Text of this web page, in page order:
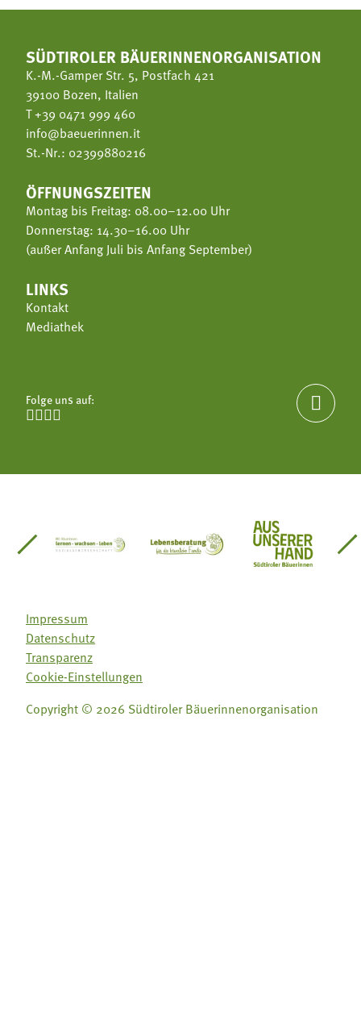
SÜDTIROLER BÄUERINNENORGANISATION
K.-M.-Gamper Str. 5, Postfach 421
39100 Bozen, Italien
T+39 0471 999 460
info@baeuerinnen.it
St.-Nr.: 02399880216
ÖFFNUNGSZEITEN
Montag bis Freitag: 08.00–12.00 Uhr
Donnerstag: 14.30–16.00 Uhr
(außer Anfang Juli bis Anfang September)
LINKS
Kontakt
Mediathek
Folge uns auf:


Südtirol
Gärtnervereinigung
Sozialgenossenschaft Mit Bäuerinnen lernen -
Lebensberatung für dieAus unserer
Impressum
Datenschutz
Transparenz
Cookie-Einstellungen
Copyright © 2026 Südtiroler Bäuerinnenorganisation